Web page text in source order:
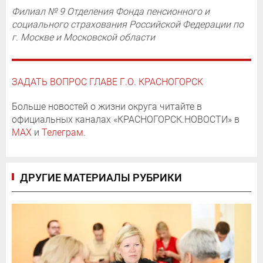
Филиал № 9 Отделения Фонда пенсионного и
социального страхования Российской Федерации по
г. Москве и Московской области
ЗАДАТЬ ВОПРОС ГЛАВЕ Г.О. КРАСНОГОРСК
Больше новостей о жизни округа читайте в
официальных каналах «КРАСНОГОРСК.НОВОСТИ» в
MAX и Телеграм.
ДРУГИЕ МАТЕРИАЛЫ РУБРИКИ